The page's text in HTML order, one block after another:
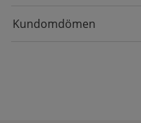
Kundomdömen